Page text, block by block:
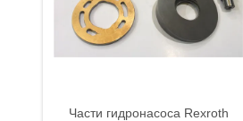
Части гидронасоса Rexroth